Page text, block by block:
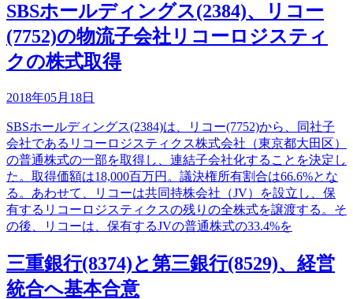
SBSホールディングス(2384)、リコー
(7752)の物流子会社リコーロジスティ
クの株式取得
2018年05月18日
SBSホールディングス(2384)は、リコー(7752)から、同社子
会社であるリコーロジスティクス株式会社（東京都大田区）
の普通株式の一部を取得し、連結子会社化することを決定し
た。取得価額は18,000百万円。議決権所有割合は66.6%とな
る。あわせて、リコーは共同持株会社（JV）を設立し、保
有するリコーロジスティクスの残りの全株式を譲渡する。そ
の後、リコーは、保有するJVの普通株式の33.4%を
三重銀行(8374)と第三銀行(8529)、経営
統合へ基本合意